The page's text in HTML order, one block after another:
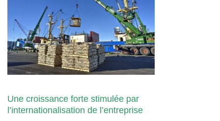
Une croissance forte stimulée par
l’internationalisation de l’entreprise